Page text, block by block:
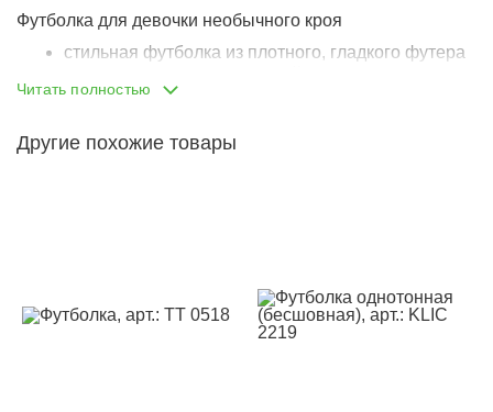
Футболка для девочки необычного кроя
стильная футболка из плотного, гладкого футера
полотна - изделие служит дольше и не
крой оверсайз
вдоль выреза горловины - небольшая лаконичная
Читать полностью
Другие похожие товары